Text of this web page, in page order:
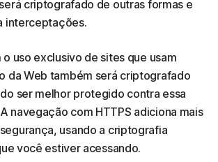
criptografado de outras formas e
interceptações.
uso exclusivo de sites que usam
da Web também será criptografado
ser melhor protegido contra essa
navegação com HTTPS adiciona mais
usando a criptografia
você estiver acessando.